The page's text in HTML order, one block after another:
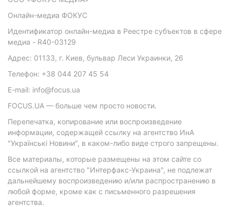
Онлайн-медиа ФОКУС
Идентификатор онлайн-медиа в Реестре субъектов в сфере
медиа - R40-03129
Адрес: 01133, г. Киев, бульвар Леси Украинки, 26
Телефон: +38 044 207 45 54
E-mail: info@focus.ua
FOCUS.UA — больше чем просто новости.
Перепечатка, копирование или воспроизведение
информации, содержащей ссылку на агентство ИнА
"Українські Новини", в каком-либо виде строго запрещены.
Все материалы, которые размещены на этом сайте со
ссылкой на агентство "Интерфакс-Украина", не подлежат
дальнейшему воспроизведению и/или распространению в
любой форме, кроме как с письменного разрешения
агентства.